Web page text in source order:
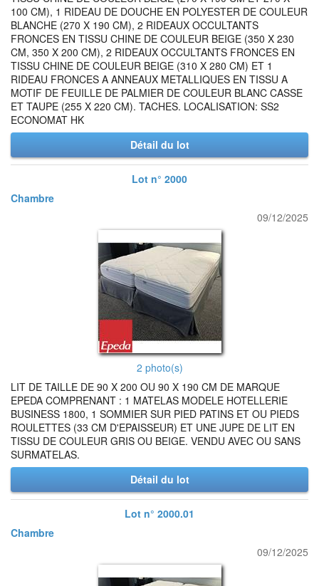
100 CM), 1 RIDEAU DE DOUCHE EN POLYESTER DE COULEUR
BLANCHE (270 X 190 CM), 2 RIDEAUX OCCULTANTS
FRONCES EN TISSU CHINE DE COULEUR BEIGE (350 X 230
CM, 350 X 200 CM), 2 RIDEAUX OCCULTANTS FRONCES EN
TISSU CHINE DE COULEUR BEIGE (310 X 280 CM) ET 1
RIDEAU FRONCES A ANNEAUX METALLIQUES EN TISSU A
MOTIF DE FEUILLE DE PALMIER DE COULEUR BLANC CASSE
ET TAUPE (255 X 220 CM). TACHES. LOCALISATION: SS2
ECONOMAT HK
Détail du lot
Lot n° 2000
Chambre
09/12/2025
2 photo(s)
LIT DE TAILLE DE 90 X 200 OU 90 X 190 CM DE MARQUE
EPEDA COMPRENANT : 1 MATELAS MODELE HOTELLERIE
BUSINESS 1800, 1 SOMMIER SUR PIED PATINS ET OU PIEDS
ROULETTES (33 CM D'EPAISSEUR) ET UNE JUPE DE LIT EN
TISSU DE COULEUR GRIS OU BEIGE. VENDU AVEC OU SANS
SURMATELAS.
Détail du lot
Lot n° 2000.01
Chambre
09/12/2025